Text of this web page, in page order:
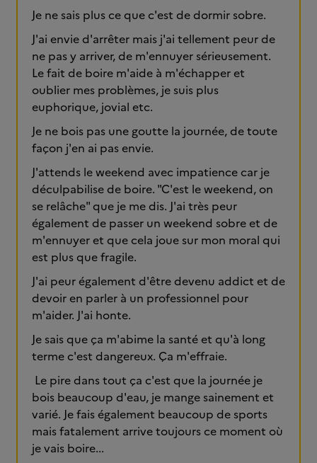
Je ne sais plus ce que c'est de dormir sobre.
J'ai envie d'arrêter mais j'ai tellement peur de
ne pas y arriver, de m'ennuyer sérieusement.
Le fait de boire m'aide à m'échapper et
oublier mes problèmes, je suis plus
euphorique, jovial etc.
Je ne bois pas une goutte la journée, de toute
façon j'en ai pas envie.
J'attends le weekend avec impatience car je
déculpabilise de boire. "C'est le weekend, on
se relâche" que je me dis. J'ai très peur
également de passer un weekend sobre et de
m'ennuyer et que cela joue sur mon moral qui
est plus que fragile.
J'ai peur également d'être devenu addict et de
devoir en parler à un professionnel pour
m'aider. J'ai honte.
Je sais que ça m'abime la santé et qu'à long
terme c'est dangereux. Ça m'effraie.
Le pire dans tout ça c'est que la journée je
bois beaucoup d'eau, je mange sainement et
varié. Je fais également beaucoup de sports
mais fatalement arrive toujours ce moment où
je vais boire...